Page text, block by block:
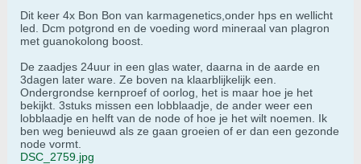
Dit keer 4x Bon Bon van karmagenetics,onder hps en wellicht
led. Dcm potgrond en de voeding word mineraal van plagron
met guanokolong boost.
De zaadjes 24uur in een glas water, daarna in de aarde en
3dagen later ware. Ze boven na klaarblijkelijk een.
Ondergrondse kernproef of oorlog, het is maar hoe je het
bekijkt. 3stuks missen een lobblaadje, de ander weer een
lobblaadje en helft van de node of hoe je het wilt noemen. Ik
ben weg benieuwd als ze gaan groeien of er dan een gezonde
node vormt.
DSC_2759.jpg